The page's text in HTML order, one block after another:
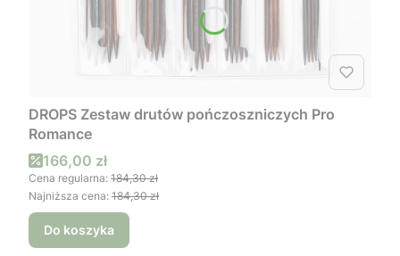
DROPS Zestaw drutów pończoszniczych Pro
Romance
Cena promocyjna
166,00 zł
Cena regularna: 184,30 zł
Najniższa cena: 184,30 zł
Do koszyka